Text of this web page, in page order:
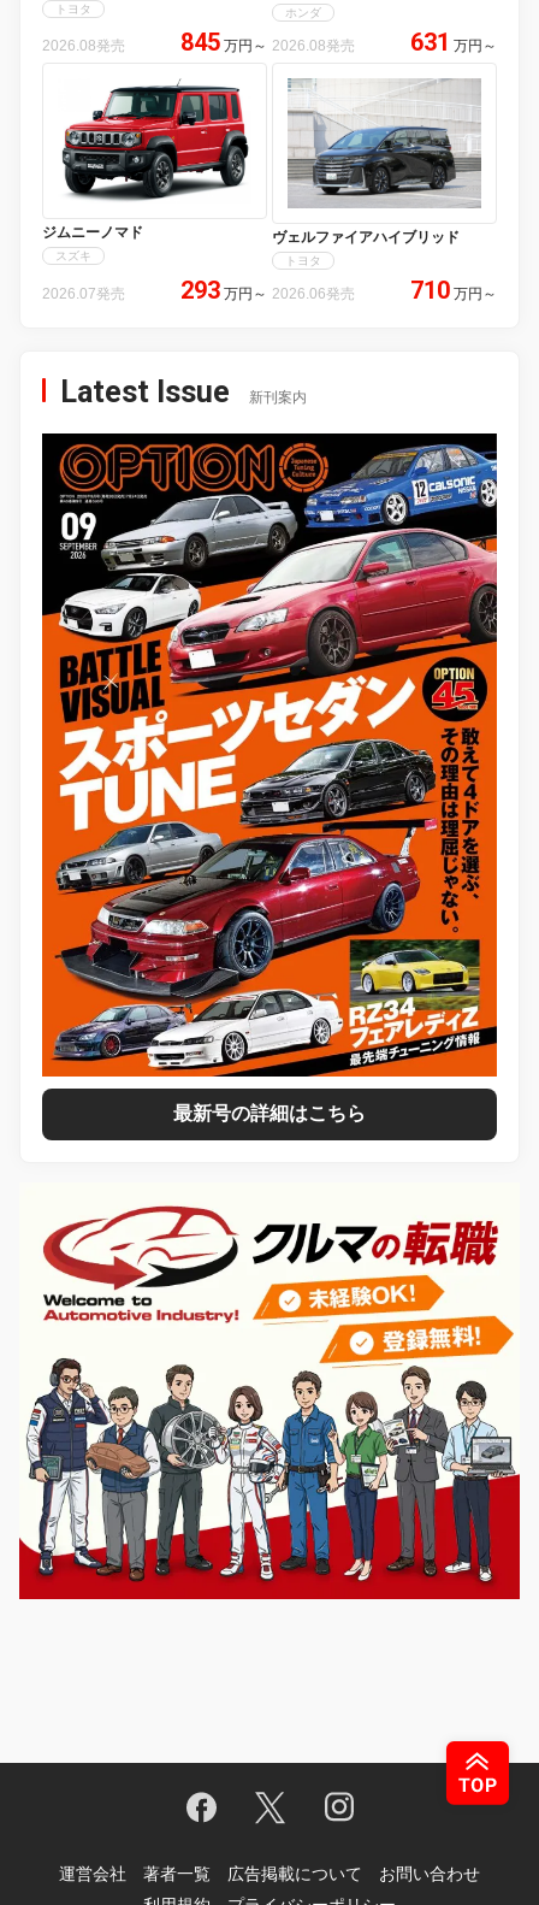
トヨタ
2026.08発売 845 万円 ～
ホンダ
2026.08発売 631 万円 ～
ジムニーノマド
スズキ
2026.07発売 293 万円 ～
ヴェルファイアハイブリッド
トヨタ
2026.06発売 710 万円 ～
Latest Issue 新刊案内
最新号の詳細はこちら
運営会社 著者一覧 広告掲載について
お問い合わせ